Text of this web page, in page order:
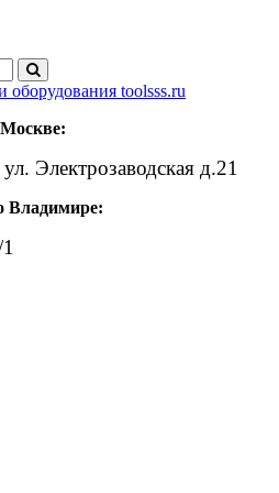
Электрозаводская д.21
Владимире: